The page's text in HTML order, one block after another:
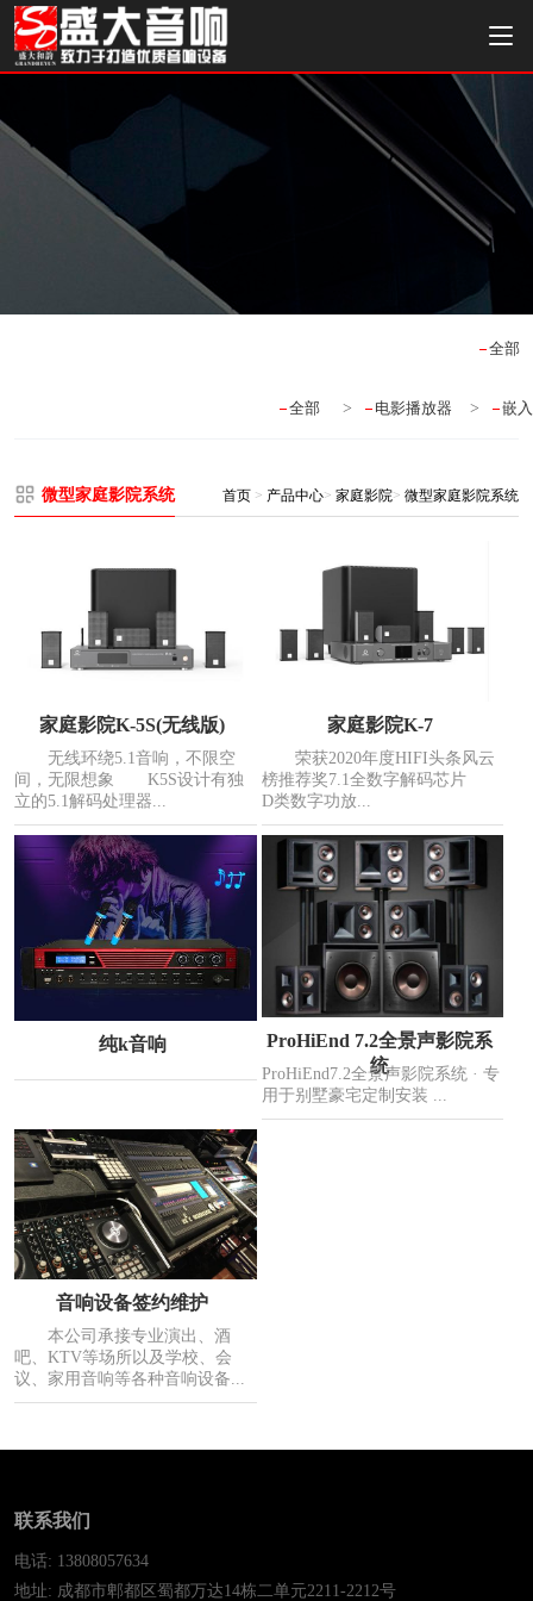
全部
全部 > 电影播放器 > 嵌
微型家庭影院系统 首页 > 产品中心> 家庭影院> 微型家庭影院系统
家庭影院K-5S(无线版)
无线环绕5.1音响，不限空
间，无限想象 K5S设计有独
立的5.1解码处理器...
家庭影院K-7
荣获2020年度HIFI头条风云
榜推荐奖7.1全数字解码芯片
D类数字功放...
纯k音响
ProHiEnd 7.2全景声影院系
统
ProHiEnd7.2全景声影院系统 · 专
用于别墅豪宅定制安装 ...
音响设备签约维护
本公司承接专业演出、酒
吧、KTV等场所以及学校、会
议、家用音响等各种音响设备...
联系我们
电话: 13808057634
地址: 成都市郫都区蜀都万达14栋二单元2211-2212号